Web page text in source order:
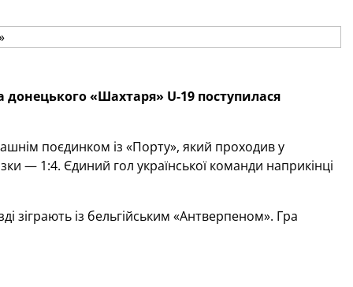
«Шахтаря» U-19 поступилася
поєдинком із «Порту», який проходив у
— 1:4. Єдиний гол української команди наприкінці
зіграють із бельгійським «Антверпеном». Гра